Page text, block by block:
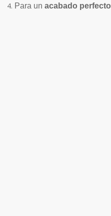
Para un acabado perfecto